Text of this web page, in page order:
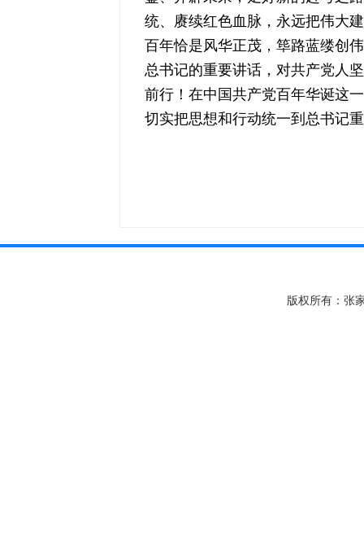
统、赓续红色血脉，永远把伟大
百年恰是风华正茂，筚路蓝缕创
总书记的重要讲话，对共产党人
前行！在中国共产党百年华诞这
切实把思想和行动统一到总书记
版权所有：张